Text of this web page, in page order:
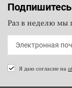
Раз в неделю мы
Я даю согласие на